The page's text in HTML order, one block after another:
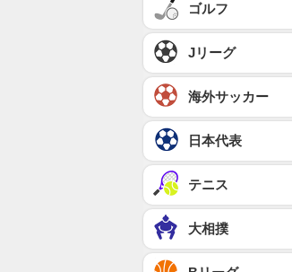
ゴルフ
Jリーグ
海外サッカー
日本代表
テニス
大相撲